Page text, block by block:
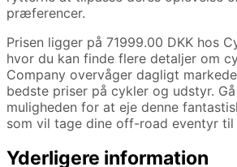
præferencer.
Prisen ligger på 71999.00 DKK hos
hvor du kan finde flere detaljer om
Company overvåger dagligt
bedste priser på cykler og udstyr.
muligheden for at eje denne
som vil tage dine off-road eventyr til
Yderligere information